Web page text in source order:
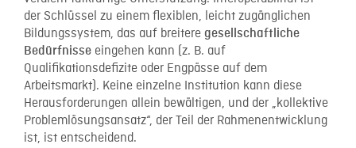
der Schlüssel zu einem flexiblen, leicht zugänglichen
Bildungssystem, das auf breitere gesellschaftliche
Bedürfnisse eingehen kann (z. B. auf
Qualifikationsdefizite oder Engpässe auf dem
Arbeitsmarkt). Keine einzelne Institution kann diese
Herausforderungen allein bewältigen, und der „kollektive
Problemlösungsansatz“, der Teil der Rahmenentwicklung
ist, ist entscheidend.